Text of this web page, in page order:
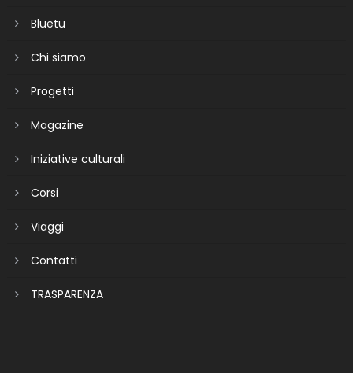
Bluetu
Chi siamo
Progetti
Magazine
Iniziative culturali
Corsi
Viaggi
Contatti
TRASPARENZA